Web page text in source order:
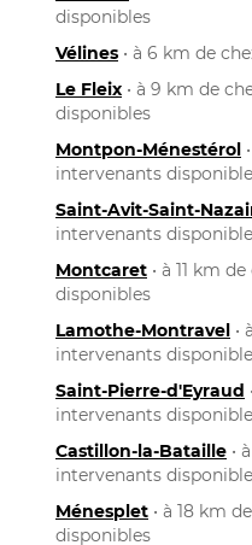
disponibles
Vélines • à 6 km de
Le Fleix • à 9 km de
disponibles
Montpon-Ménestérol
intervenants
Saint-Avit-Saint-
intervenants
Montcaret • à 11 km
disponibles
Lamothe-Montravel •
intervenants
Saint-Pierre-d'Eyraud
intervenants
Castillon-la-Bataille •
intervenants
Ménesplet • à 18 km
disponibles